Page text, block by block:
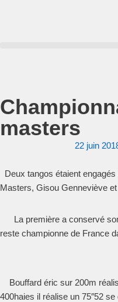
masters
22 juin
Deux tangos étaient
Masters, Gisou Genneviève
La première a conservé
reste championne de France
Bouffard éric sur 200m
400haies il réalise un 75″52